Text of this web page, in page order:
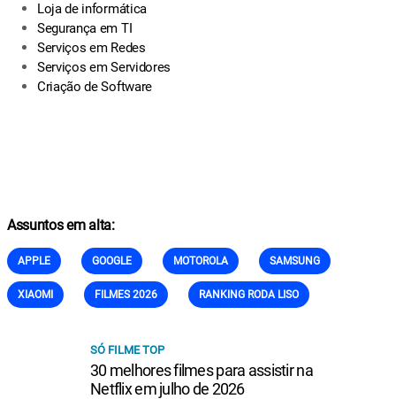
Loja de informática
Segurança em TI
Serviços em Redes
Serviços em Servidores
Criação de Software
Assuntos em alta:
APPLE GOOGLE MOTOROLA SAMSUNG
XIAOMI FILMES 2026 RANKING RODA LISO
SÓ FILME TOP
30 melhores filmes para assistir na
Netflix em julho de 2026